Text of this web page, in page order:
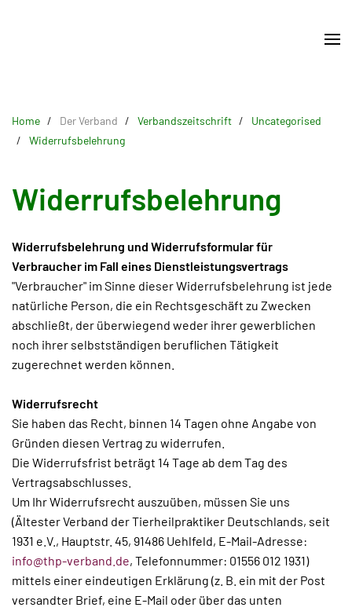
Home Der Verband Verbandszeitschrift
Uncategorised
Widerrufsbelehrung
Widerrufsbelehrung
Widerrufsbelehrung und Widerrufsformular für
Verbraucher im Fall eines Dienstleistungsvertrags
"Verbraucher" im Sinne dieser Widerrufsbelehrung ist jede
natürliche Person, die ein Rechtsgeschäft zu Zwecken
abschließt, der überwiegend weder ihrer gewerblichen
noch ihrer selbstständigen beruflichen Tätigkeit
zugerechnet werden können.
Widerrufsrecht
Sie haben das Recht, binnen 14 Tagen ohne Angabe von
Gründen diesen Vertrag zu widerrufen.
Die Widerrufsfrist beträgt 14 Tage ab dem Tag des
Vertragsabschlusses.
Um Ihr Widerrufsrecht auszuüben, müssen Sie uns
(Ältester Verband der Tierheilpraktiker Deutschlands, seit
1931 e.V., Hauptstr. 45, 91486 Uehlfeld, E-Mail-Adresse:
info@thp-verband.de, Telefonnummer: 01556 012 1931)
mittels einer eindeutigen Erklärung (z. B. ein mit der Post
versandter Brief, eine E-Mail oder über das unten